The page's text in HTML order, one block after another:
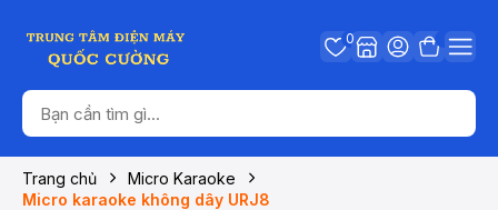
0
Trang chủ
Micro Karaoke
Micro karaoke không dây URJ8